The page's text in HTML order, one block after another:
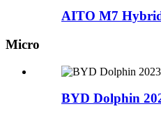
AITO M7
Micro
BYD Dolphin